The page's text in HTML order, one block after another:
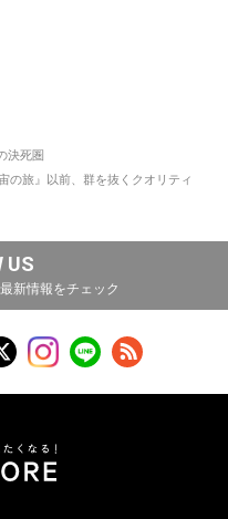
決死圏
の旅』以前、群を抜くクオリティ
US
新情報をチェック